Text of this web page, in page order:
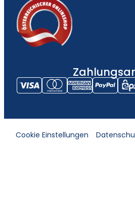
Cookie Einstellungen